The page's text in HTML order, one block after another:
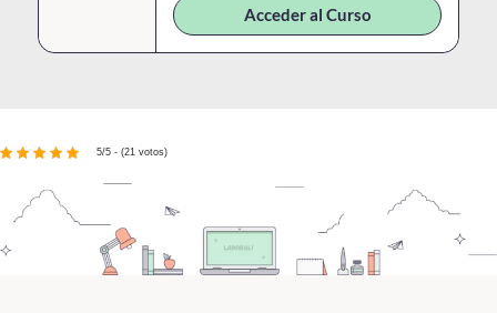
Acceder al Curso
5/5 - (21 votos)